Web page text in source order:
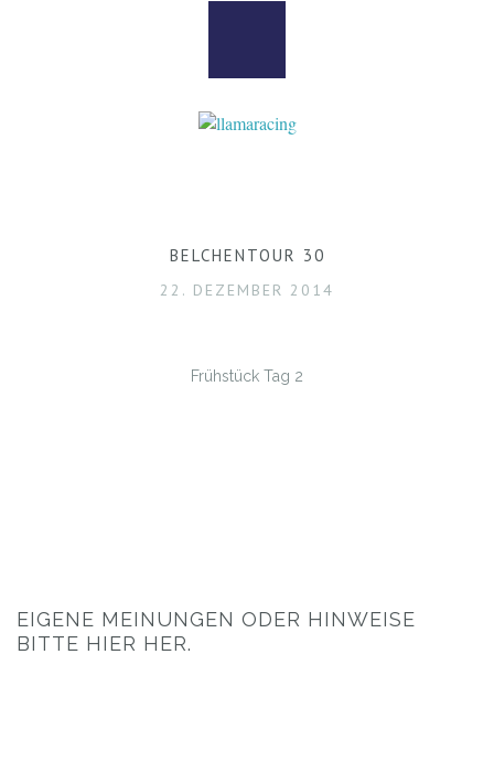
BELCHENTOUR 30
22. DEZEMBER 2014
Frühstück Tag 2
EIGENE MEINUNGEN ODER HINWEISE
BITTE HIER HER.